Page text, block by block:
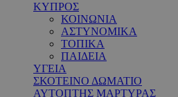
ΚΥΠΡΟΣ
ΚΟΙΝΩΝΙΑ
ΑΣΤΥΝΟΜΙΚΑ
ΤΟΠΙΚΑ
ΠΑΙΔΕΙΑ
ΥΓΕΙΑ
ΣΚΟΤΕΙΝΟ ΔΩΜΑΤΙΟ
ΑΥΤΟΠΤΗΣ ΜΑΡΤΥΡΑΣ